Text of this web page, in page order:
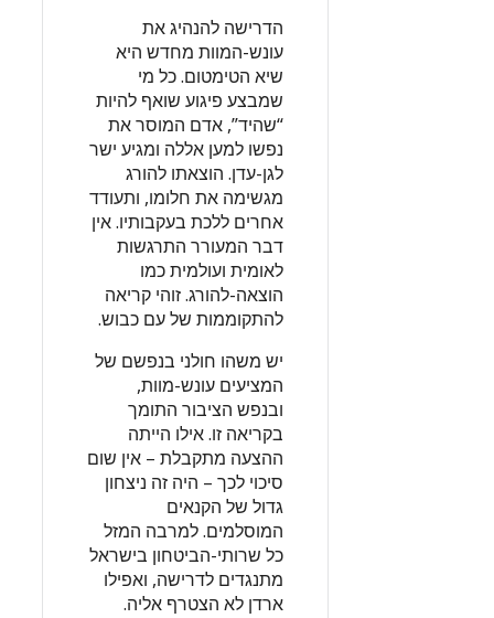
הדרישה להנהיג את
עונש-המוות מחדש היא
שיא הטימטום. כל מי
שמבצע פיגוע שואף להיות
“שהיד”, אדם המוסר את
נפשו למען אללה ומגיע ישר
לגן-עדן. הוצאתו להורג
מגשימה את חלומו, ותעודד
אחרים ללכת בעקבותיו. אין
דבר המעורר התרגשות
לאומית ועולמית כמו
הוצאה-להורג. זוהי קריאה
להתקוממות של עם כבוש.
יש משהו חולני בנפשם של
המציעים עונש-מוות,
ובנפש הציבור התומך
בקריאה זו. אילו הייתה
ההצעה מתקבלת – אין שום
סיכוי לכך – היה זה ניצחון
גדול של הקנאים
המוסלמים. למרבה המזל
כל שרותי-הביטחון בישראל
מתנגדים לדרישה, ואפילו
ארדן לא הצטרף אליה.